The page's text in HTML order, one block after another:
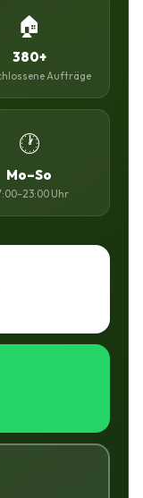
🏠
380+
Aufträge
🕐
Mo–So
Uhr